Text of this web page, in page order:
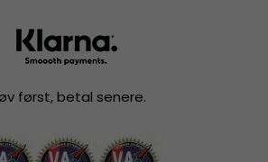
først, betal senere.